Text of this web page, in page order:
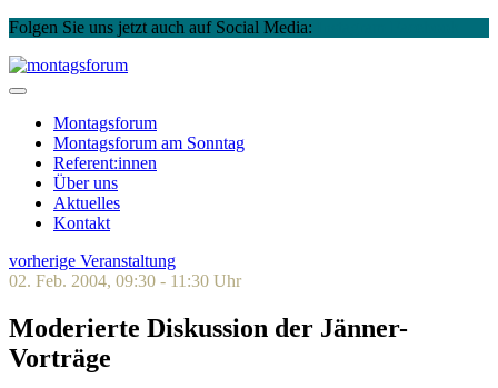
Folgen Sie uns jetzt auch auf Social Media:
Skip
to
Montagsforum
Montagsforum am Sonntag
Referent:innen
Über uns
Aktuelles
Kontakt
vorherige Veranstaltung
02. Feb. 2004, 09:30 - 11:30 Uhr
Moderierte Diskussion der Jänner-
Vorträge